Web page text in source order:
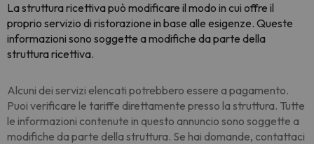
La struttura ricettiva può modificare il modo in cui offre il
proprio servizio di ristorazione in base alle esigenze. Queste
informazioni sono soggette a modifiche da parte della
struttura ricettiva.
Alcuni dei servizi elencati potrebbero essere a pagamento.
Puoi verificare le tariffe direttamente presso la struttura. Tutte
le informazioni contenute in questo annuncio sono soggette a
modifiche da parte della struttura. Se hai domande, contattaci